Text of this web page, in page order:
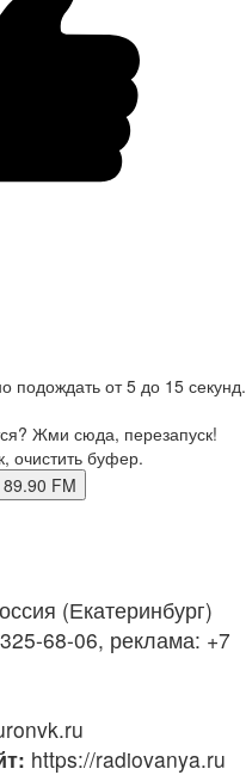
подождать от 5 до 15 секунд.
Жми сюда, перезапуск!
очистить буфер.
89.90 FM
(Екатеринбург)
68-06, реклама: +7
https://radiovanya.ru